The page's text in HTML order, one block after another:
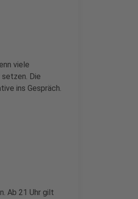
viele
Die
ins Gespräch.
Ab 21 Uhr gilt